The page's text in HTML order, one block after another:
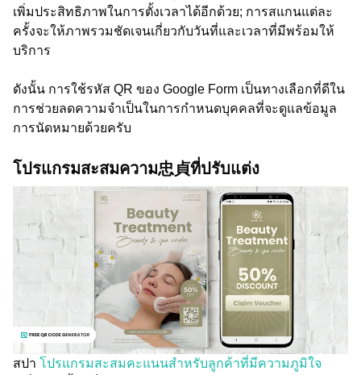
เพิ่มประสิทธิภาพในการตั้งเวลาได้อีกด้วย; การสแกนแต่ละ
ครั้งจะให้ภาพรวมชัดเจนเกี่ยวกับวันที่และเวลาที่มีพร้อมให้
บริการ
ดังนั้น การใช้รหัส QR ของ Google Form เป็นทางเลือกที่ดีใน
การช่วยลดความจำเป็นในการกำหนดบุคคลที่จะดูแลข้อมูล
การนัดหมายด้วยครับ
โปรแกรมสะสมความ忠貞ที่ปรับแต่ง
สปา โปรแกรมสะสมคะแนนสำหรับลูกค้าที่มีความภูมิใจ